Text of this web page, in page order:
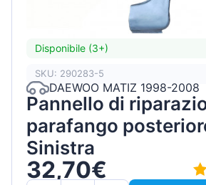
Disponibile (3+)
SKU: 290283-5
DAEWOO MATIZ 1998-2008
Pannello di
parafango
Sinistra
32,70€